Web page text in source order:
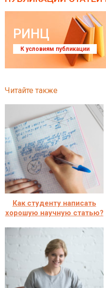
РИНЦ
К условиям публикации
Читайте также
Как студенту написать
хорошую научную статью?